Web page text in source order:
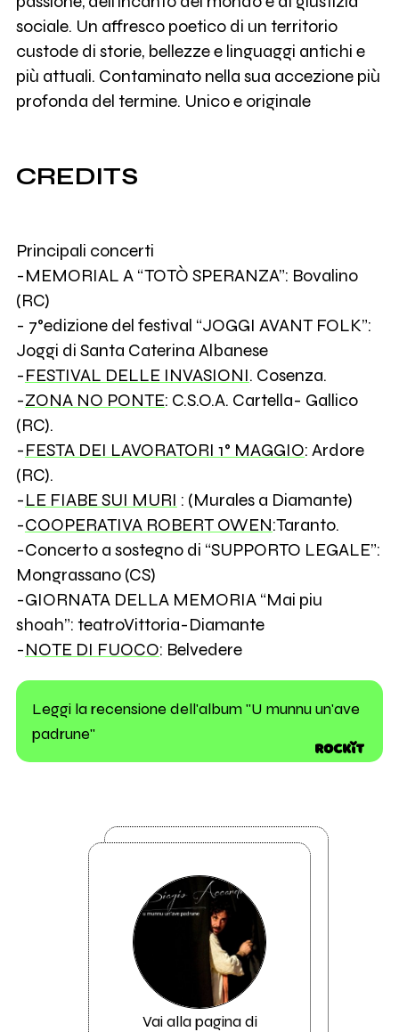
sociale. Un affresco poetico di un territorio
custode di storie, bellezze e linguaggi antichi e
più attuali. Contaminato nella sua accezione più
profonda del termine. Unico e originale
CREDITS
Principali concerti
-MEMORIAL A “TOTÒ SPERANZA”: Bovalino
(RC)
- 7°edizione del festival “JOGGI AVANT FOLK”:
Joggi di Santa Caterina Albanese
-FESTIVAL DELLE INVASIONI. Cosenza.
-ZONA NO PONTE: C.S.O.A. Cartella- Gallico
(RC).
-FESTA DEI LAVORATORI 1° MAGGIO: Ardore
(RC).
-LE FIABE SUI MURI : (Murales a Diamante)
-COOPERATIVA ROBERT OWEN:Taranto.
-Concerto a sostegno di “SUPPORTO LEGALE”:
Mongrassano (CS)
-GIORNATA DELLA MEMORIA “Mai piu
shoah”: teatroVittoria-Diamante
-NOTE DI FUOCO: Belvedere
Leggi la recensione dell'album "U munnu un'ave
padrune"
Vai alla pagina di